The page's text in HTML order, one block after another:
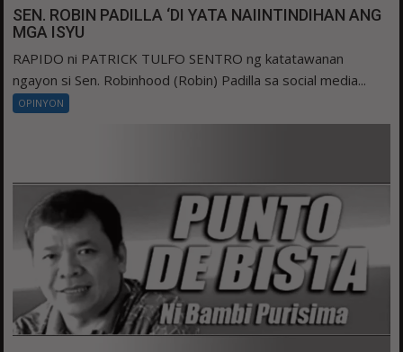
SEN. ROBIN PADILLA ‘DI YATA NAIINTINDIHAN ANG
MGA ISYU
RAPIDO ni PATRICK TULFO SENTRO ng katatawanan
ngayon si Sen. Robinhood (Robin) Padilla sa social media...
OPINYON